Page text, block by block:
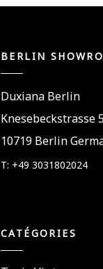
BERLIN
Duxiana Berlin
Knesebeckstrasse
10719 Berlin
T: +49 3031802024
CATÉGORIES